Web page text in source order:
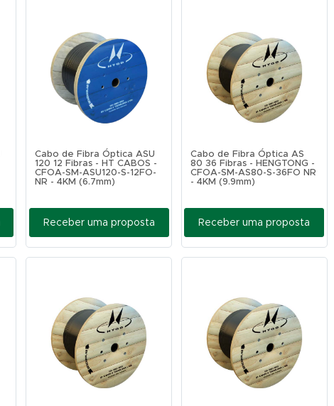
Cabo de Fibra Óptica ASU
120 12 Fibras - HT CABOS -
CFOA-SM-ASU120-S-12FO-
NR - 4KM (6.7mm)
Receber uma proposta
Cabo de Fibra Óptica AS
80 36 Fibras - HENGTONG -
CFOA-SM-AS80-S-36FO NR
- 4KM (9.9mm)
Receber uma proposta